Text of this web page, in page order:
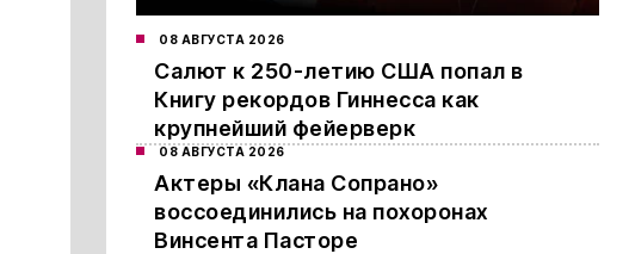
08 АВГУСТА 2026
Салют к 250-летию США попал в
Книгу рекордов Гиннесса как
крупнейший фейерверк
08 АВГУСТА 2026
Актеры «Клана Сопрано»
воссоединились на похоронах
Винсента Пасторе